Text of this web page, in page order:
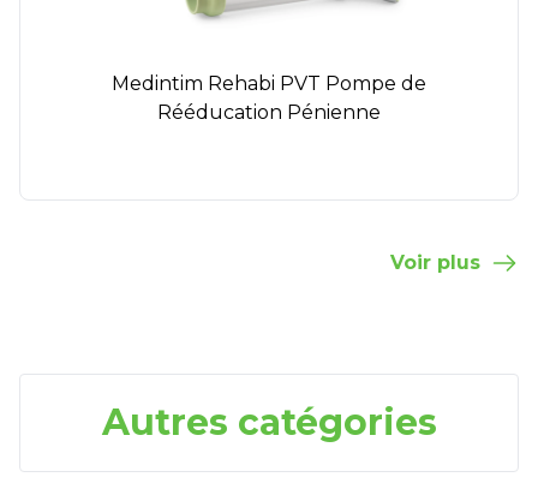
Medintim Rehabi PVT Pompe de
Rééducation Pénienne
Voir plus
Autres catégories